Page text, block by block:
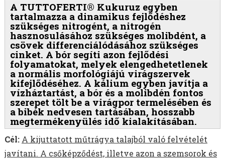
A TUTTOFERTI® Kukuruz egyben
tartalmazza a dinamikus fejlődéshez
szükséges nitrogént, a nitrogén
hasznosulásához szükséges molibdént, a
csövek differenciálódásához szükséges
cinket. A bór segíti azon fejlődési
folyamatokat, melyek elengedhetetlenek
a normális morfológiájú virágszervek
kifejlődéséhez. A kálium egyben javítja a
vízháztartást, a bór és a molibdén fontos
szerepet tölt be a virágpor termelésében és
a bibék nedvesen tartásában, hosszabb
megtermékenyülés idő kialakításában.
Cél: A kijuttatott műtrágya talajból való felvételét
javítani. A csőképződést, illetve azon a szemsorok és